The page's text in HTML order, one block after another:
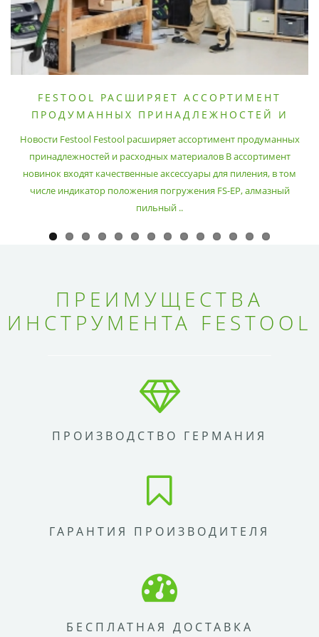
FESTOOL РАСШИРЯЕТ АССОРТИМЕНТ
ПРОДУМАННЫХ ПРИНАДЛЕЖНОСТЕЙ И
Новости Festool Festool расширяет ассортимент продуманных
принадлежностей и расходных материалов В ассортимент
новинок входят качественные аксессуары для пиления, в том
числе индикатор положения погружения FS-EP, алмазный
пильный ..
ПРЕИМУЩЕСТВА
ИНСТРУМЕНТА FESTOOL
ПРОИЗВОДСТВО ГЕРМАНИЯ
ГАРАНТИЯ ПРОИЗВОДИТЕЛЯ
БЕСПЛАТНАЯ ДОСТАВКА